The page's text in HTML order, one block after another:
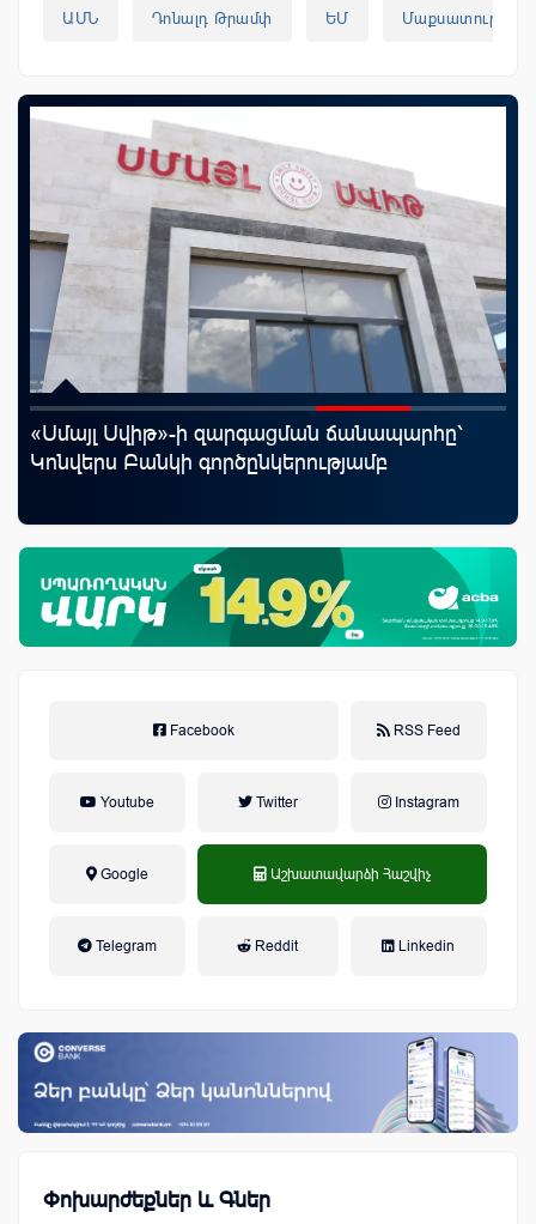
ԱՄՆ Դոնալդ Թրամփ ԵՄ Մաքսատուրքեր
«Սմայլ Սվիթ»-ի զարգացման ճանապարհը՝
Կոնվերս Բանկի գործընկերությամբ
Facebook RSS Feed
Youtube Twitter Instagram
Google Աշխատավարձի Հաշվիչ
Telegram Reddit Linkedin
Փոխարժեքներ և Գներ